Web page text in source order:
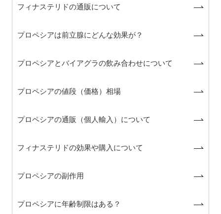
フィナステリドの通販について
プロペシアは前立腺にどんな効果が？
プロペシアとバイアグラの飲み合わせについて
プロペシアの値段（価格）相場
プロペシアの通販（個人輸入）について
フィナステリドの効果や購入について
プロペシアの副作用
プロペシアに年齢制限はある？